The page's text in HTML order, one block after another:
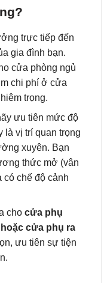
trực tiếp đến
gia đình bạn.
cửa phòng ngủ
chi phí ở cửa
trọng.
ưu tiên mức độ
là vị trí quan trọng
xuyên. Bạn
thức mở (vân
có chế độ cảnh
cho cửa phụ
cửa phụ ra
ưu tiên sự tiện